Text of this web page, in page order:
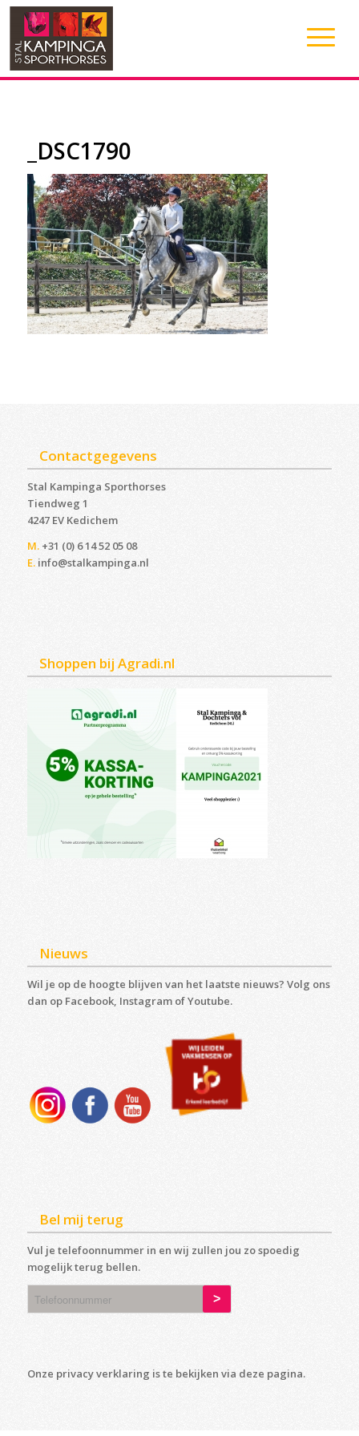
_DSC1790
Contactgegevens
Stal Kampinga Sporthorses
Tiendweg 1
4247 EV Kedichem ‎
M.+31 (0) 6 14 52 05 08
E. info@stalkampinga.nl
Shoppen bij Agradi.nl
Nieuws
Wil je op de hoogte blijven van het laatste nieuws? Volg ons
dan op Facebook, Instagram of Youtube.
Bel mij terug
Vul je telefoonnummer in en wij zullen jou zo spoedig
mogelijk terug bellen.
Onze privacy verklaring is te bekijken via deze pagina.